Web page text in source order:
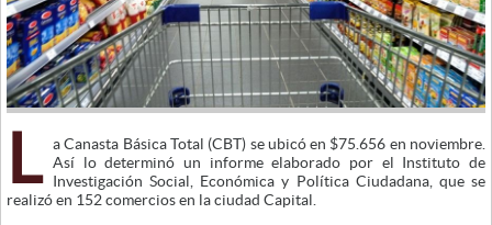
L
a Canasta Básica Total (CBT) se ubicó en $75.656 en noviembre.
Así lo determinó un informe elaborado por el Instituto de
Investigación Social, Económica y Política Ciudadana, que se
realizó en 152 comercios en la ciudad Capital.